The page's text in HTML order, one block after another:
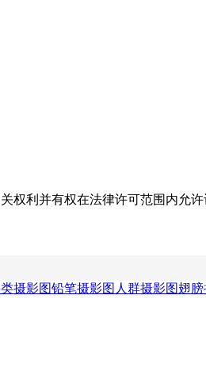
利并有权在法律许可范围内允
摄影图铅笔摄影图 人群摄影图翅膀